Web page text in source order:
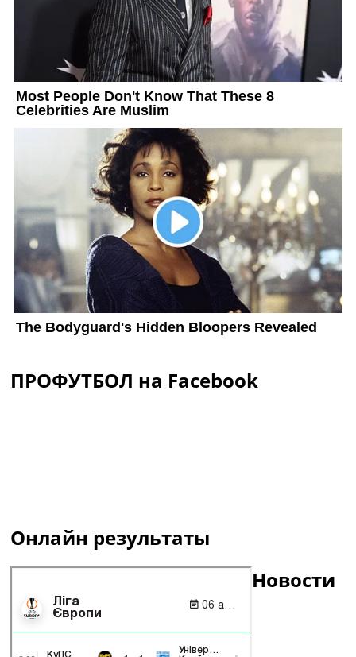
ПРОФУТБОЛ на Facebook
Онлайн результаты
Новости